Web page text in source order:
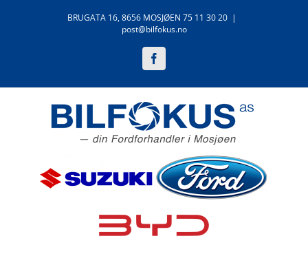
BRUGATA 16, 8656 MOSJØEN 75 11 30 20 |
post@bilfokus.no
Facebook